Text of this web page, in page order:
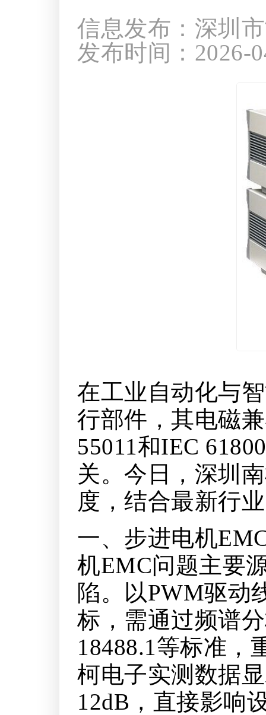
信息发布：深圳
发布时间：2026-
在工业自动化与
行部件，其电磁
55011和IEC
关。今日，深圳
度，结合最新行
一、步进电机
机EMC问题主要
陷。以PWM驱动
标，需通过频谱
18488.1等标准，
柯电子实测数据
12dB，直接影响